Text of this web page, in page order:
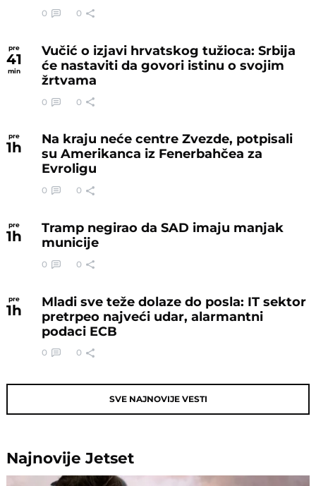
0 0
pre
41
min
Vučić o izjavi hrvatskog tužioca: Srbija
će nastaviti da govori istinu o svojim
žrtvama
0 0
pre
1h
Na kraju neće centre Zvezde, potpisali
su Amerikanca iz Fenerbahčea za
Evroligu
0 0
pre
1h
Tramp negirao da SAD imaju manjak
municije
0 0
pre
1h
Mladi sve teže dolaze do posla: IT sektor
pretrpeo najveći udar, alarmantni
podaci ECB
0 0
SVE NAJNOVIJE VESTI
NajnovijeJetset